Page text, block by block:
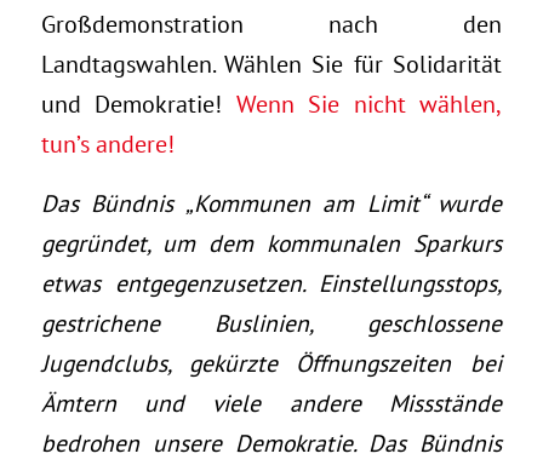
Großdemonstration nach den
Landtagswahlen. Wählen Sie für Solidarität
und Demokratie! Wenn Sie nicht wählen,
tun’s andere!
Das Bündnis „Kommunen am Limit“ wurde
gegründet, um dem kommunalen Sparkurs
etwas entgegenzusetzen. Einstellungsstops,
gestrichene Buslinien, geschlossene
Jugendclubs, gekürzte Öffnungszeiten bei
Ämtern und viele andere Missstände
bedrohen unsere Demokratie. Das Bündnis